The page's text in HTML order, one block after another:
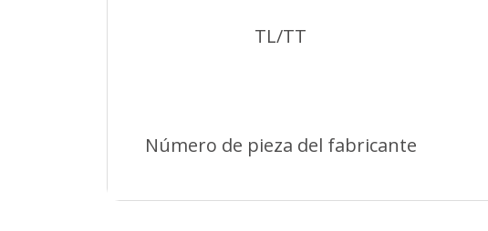
TL/TT
Número de pieza del fabricante